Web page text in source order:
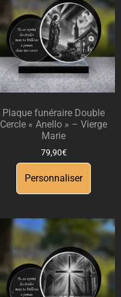
Plaque funéraire Double
Cercle « Anello » – Vierge
Marie
79,90€
Personnaliser